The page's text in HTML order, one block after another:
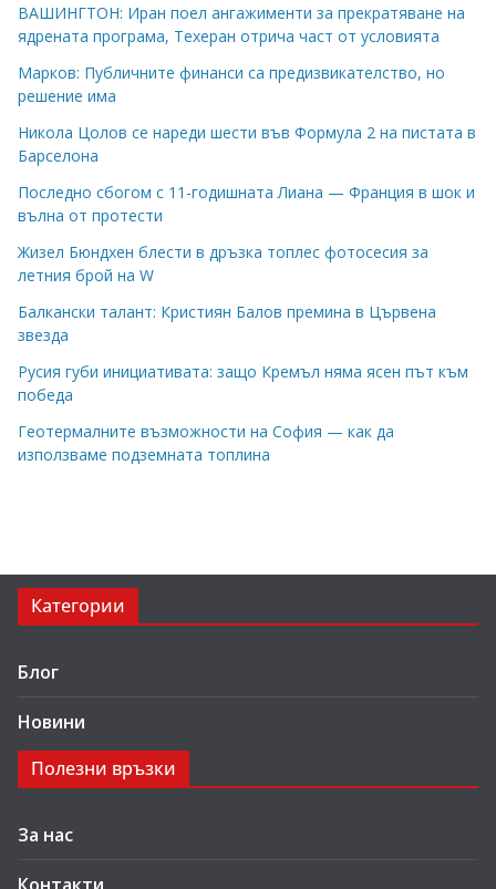
ВАШИНГТОН: Иран поел ангажименти за прекратяване на
ядрената програма, Техеран отрича част от условията
Марков: Публичните финанси са предизвикателство, но
решение има
Никола Цолов се нареди шести във Формула 2 на пистата в
Барселона
Последно сбогом с 11-годишната Лиана — Франция в шок и
вълна от протести
Жизел Бюндхен блести в дръзка топлес фотосесия за
летния брой на W
Балкански талант: Кристиян Балов премина в Цървена
звезда
Русия губи инициативата: защо Кремъл няма ясен път към
победа
Геотермалните възможности на София — как да
използваме подземната топлина
Категории
Блог
Новини
Полезни връзки
За нас